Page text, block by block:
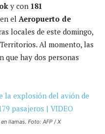
y con 181
el Aeropuerto de
locales de este domingo,
Al momento, las
que hay dos personas
llamas. Foto: AFP / X